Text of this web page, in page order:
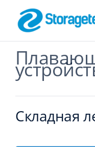
content
Складная